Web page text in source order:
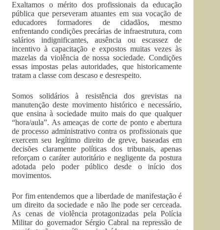
Exaltamos o mérito dos profissionais da educação
pública que perseveram atuantes em sua vocação de
educadores formadores de cidadãos, mesmo
enfrentando condições precárias de infraestrutura, com
salários indignificantes, ausência ou escassez de
incentivo à capacitação e expostos muitas vezes às
mazelas da violência de nossa sociedade. Condições
essas impostas pelas autoridades, que historicamente
tratam a classe com descaso e desrespeito.
Somos solidários à resistência dos grevistas na
manutenção deste movimento histórico e necessário,
que ensina à sociedade muito mais do que qualquer
“hora/aula”. As ameaças de corte de ponto e abertura
de processo administrativo contra os profissionais que
exercem seu legítimo direito de greve, baseadas em
decisões claramente políticas dos tribunais, apenas
reforçam o caráter autoritário e negligente da postura
adotada pelo poder público desde o início dos
movimentos.
Por fim entendemos que a liberdade de manifestação é
um direito da sociedade e não lhe pode ser cerceada.
As cenas de violência protagonizadas pela Polícia
Militar do governador Sérgio Cabral na repressão de